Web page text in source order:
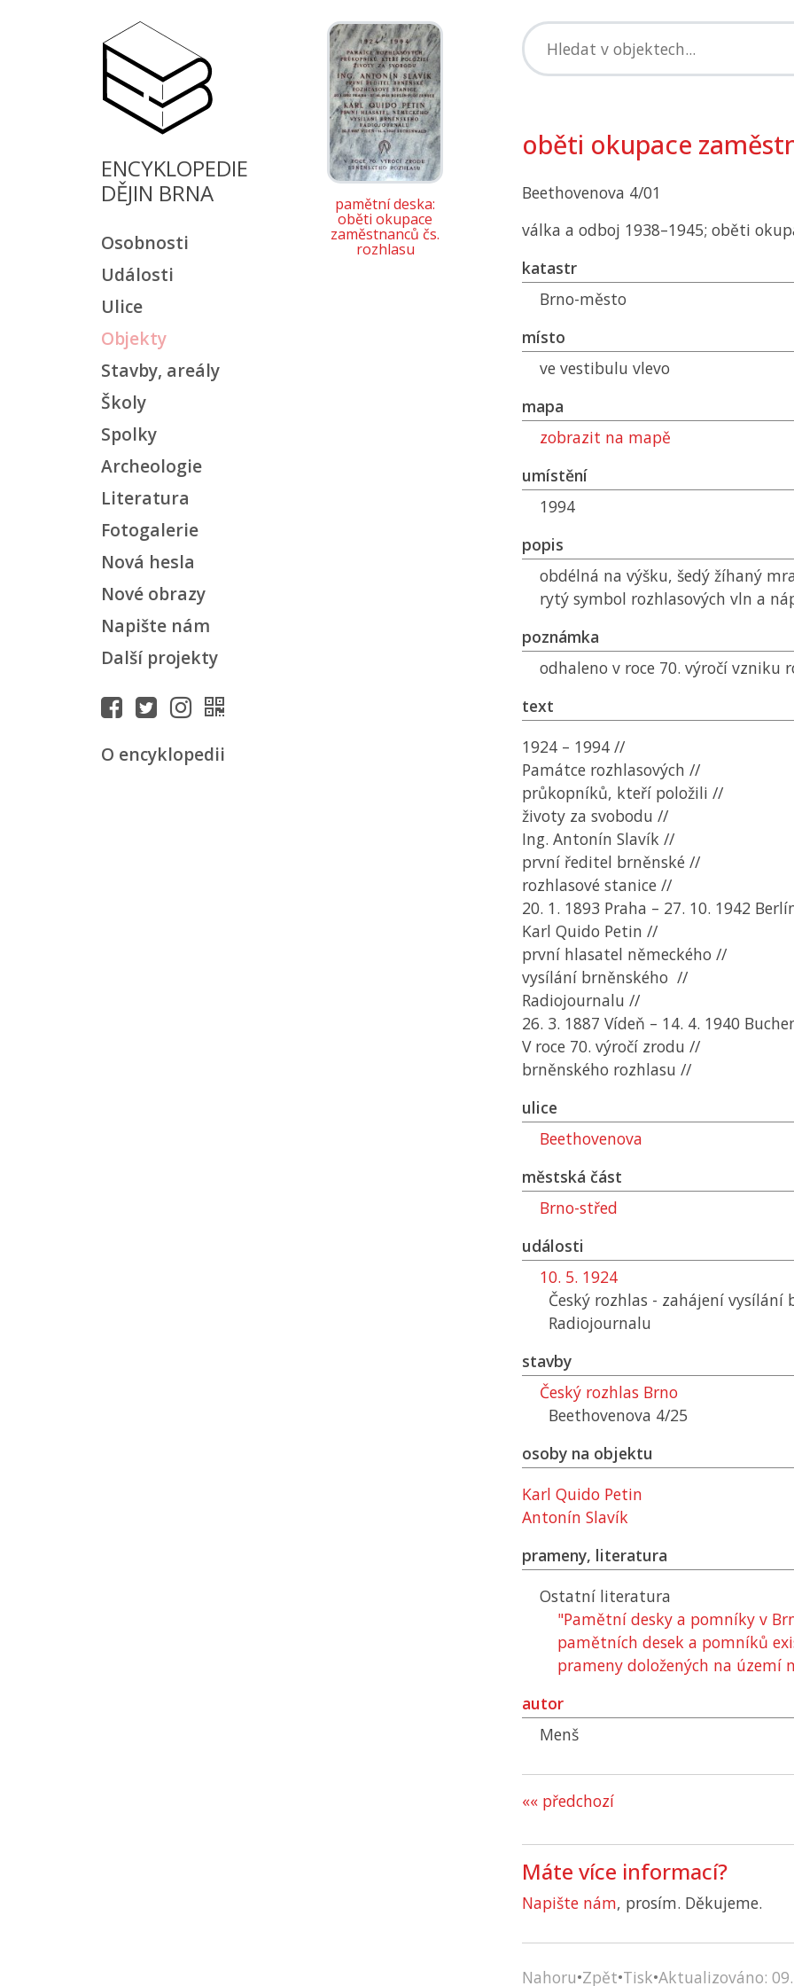
ENCYKLOPEDIE
DĚJIN BRNA
Osobnosti
Události
Ulice
Objekty
Stavby, areály
Školy
Spolky
Archeologie
Literatura
Fotogalerie
Nová hesla
Nové obrazy
Napište nám
Další projekty
O encyklopedii
pamětní deska:
oběti okupace
zaměstnanců čs.
rozhlasu
oběti okupace
Beethovenova 4/01
válka a odboj 1938–1945; oběti
katastr
Brno-město
místo
ve vestibulu vlevo
mapa
zobrazit na mapě
umístění
1994
popis
obdélná na výšku, šedý žíhaný
rytý symbol rozhlasových vln a
poznámka
odhaleno v roce 70. výročí vzniku
text
1924 – 1994 //
Památce rozhlasových //
průkopníků, kteří položili //
životy za svobodu //
Ing. Antonín Slavík //
první ředitel brněnské //
rozhlasové stanice //
20. 1. 1893 Praha – 27. 10. 1942
Karl Quido Petin //
první hlasatel německého //
vysílání brněnského //
Radiojournalu //
26. 3. 1887 Vídeň – 14. 4. 1940
V roce 70. výročí zrodu //
brněnského rozhlasu //
ulice
Beethovenova
městská část
Brno-střed
události
10. 5. 1924
Český rozhlas - zahájení vysílání
Radiojournalu
stavby
Český rozhlas Brno
Beethovenova 4/25
osoby na objektu
Karl Quido Petin
Antonín Slavík
prameny, literatura
Ostatní literatura
"Pamětní desky a pomníky v
pamětních desek a pomníků
prameny doložených na území
autor
Menš
«« předchozí
Máte více informací?
Napište nám, prosím. Děkujeme.
Nahoru•Zpět•Tisk•Aktualizováno: